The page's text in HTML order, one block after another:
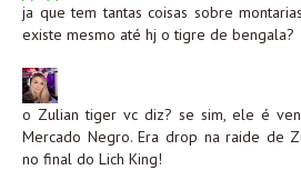
ja que tem tantas coisas sobre
existe mesmo até hj o tigre de bengala?
o Zulian tiger vc diz? se sim, ele é
Mercado Negro. Era drop na raide de
no final do Lich King!